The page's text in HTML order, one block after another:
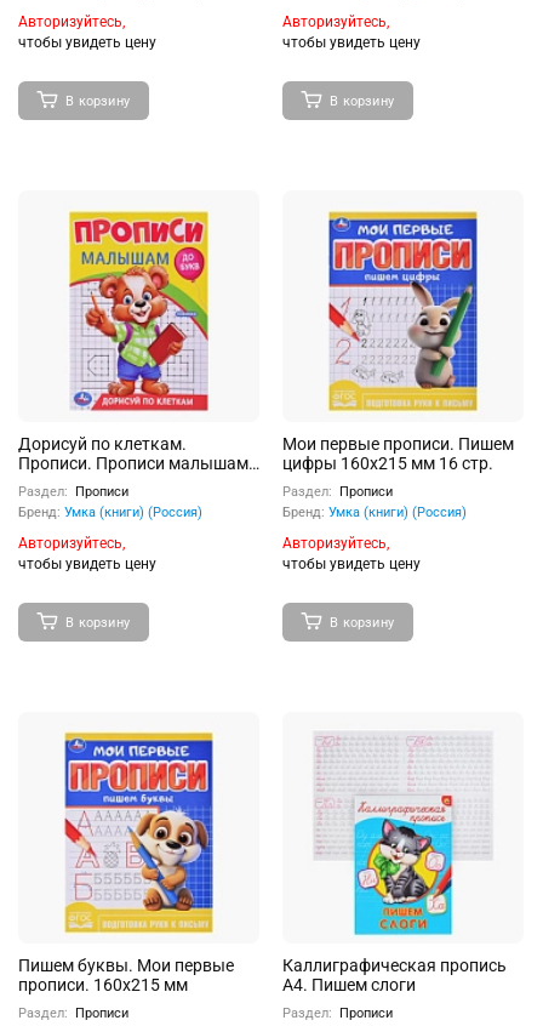
Авторизуйтесь,
чтобы увидеть цену
В корзину
Авторизуйтесь,
чтобы увидеть цену
В корзину
Дорисуй по клеткам.
Прописи. Прописи малышам.
До букв.
Раздел:
Прописи
Бренд: Умка (книги) (Россия)
Авторизуйтесь,
чтобы увидеть цену
В корзину
Мои первые прописи. Пишем
цифры 160х215 мм 16 стр.
Раздел:
Прописи
Бренд: Умка (книги) (Россия)
Авторизуйтесь,
чтобы увидеть цену
В корзину
Пишем буквы. Мои первые
прописи. 160х215 мм
Раздел: Прописи
Каллиграфическая пропись
А4. Пишем слоги
Раздел: Прописи